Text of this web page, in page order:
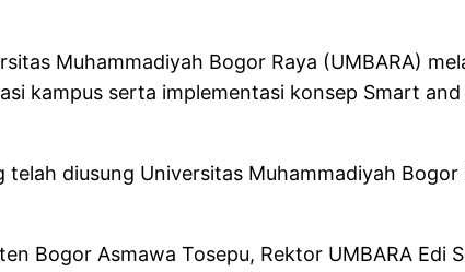
Muhammadiyah Bogor Raya (UMBARA)
kampus serta implementasi konsep Smart
diusung Universitas Muhammadiyah
Bogor Asmawa Tosepu, Rektor UMBARA Edi